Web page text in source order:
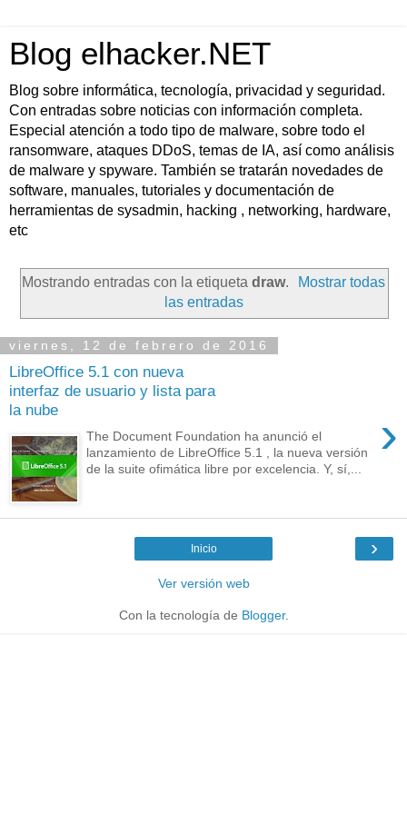
Blog elhacker.NET
Blog sobre informática, tecnología, privacidad y seguridad.
Con entradas sobre noticias con información completa.
Especial atención a todo tipo de malware, sobre todo el
ransomware, ataques DDoS, temas de IA, así como análisis
de malware y spyware. También se tratarán novedades de
software, manuales, tutoriales y documentación de
herramientas de sysadmin, hacking , networking, hardware,
etc
Mostrando entradas con la etiqueta draw.
Mostrar todas
las entradas
viernes, 12 de febrero de 2016
LibreOffice 5.1 con nueva
interfaz de usuario y lista para
la nube
›
The Document Foundation ha anunció el
lanzamiento de LibreOffice 5.1 , la nueva versión
de la suite ofimática libre por excelencia. Y, sí,...
›
Inicio
Ver versión web
Con la tecnología de Blogger.